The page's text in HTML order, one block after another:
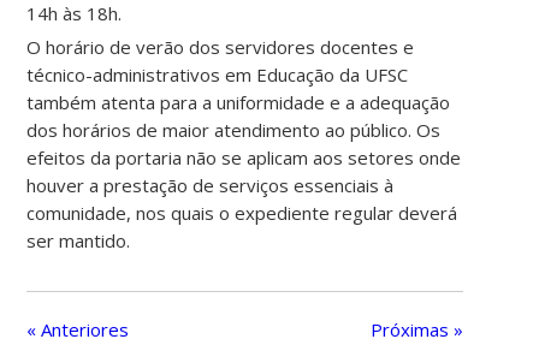
14h às 18h.
O horário de verão dos servidores docentes e
técnico-administrativos em Educação da UFSC
também atenta para a uniformidade e a adequação
dos horários de maior atendimento ao público. Os
efeitos da portaria não se aplicam aos setores onde
houver a prestação de serviços essenciais à
comunidade, nos quais o expediente regular deverá
ser mantido.
« Anteriores Próximas »